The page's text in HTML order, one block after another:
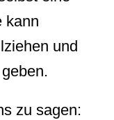
kann
und
zu sagen: